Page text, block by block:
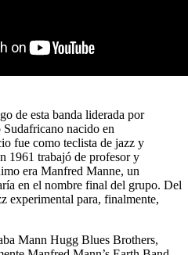
de esta banda liderada por
Sudafricano nacido en
fue como teclista de jazz y
1961 trabajó de profesor y
era Manfred Manne, un
en el nombre final del grupo. Del
experimental para, finalmente,
Mann Hugg Blues Brothers,